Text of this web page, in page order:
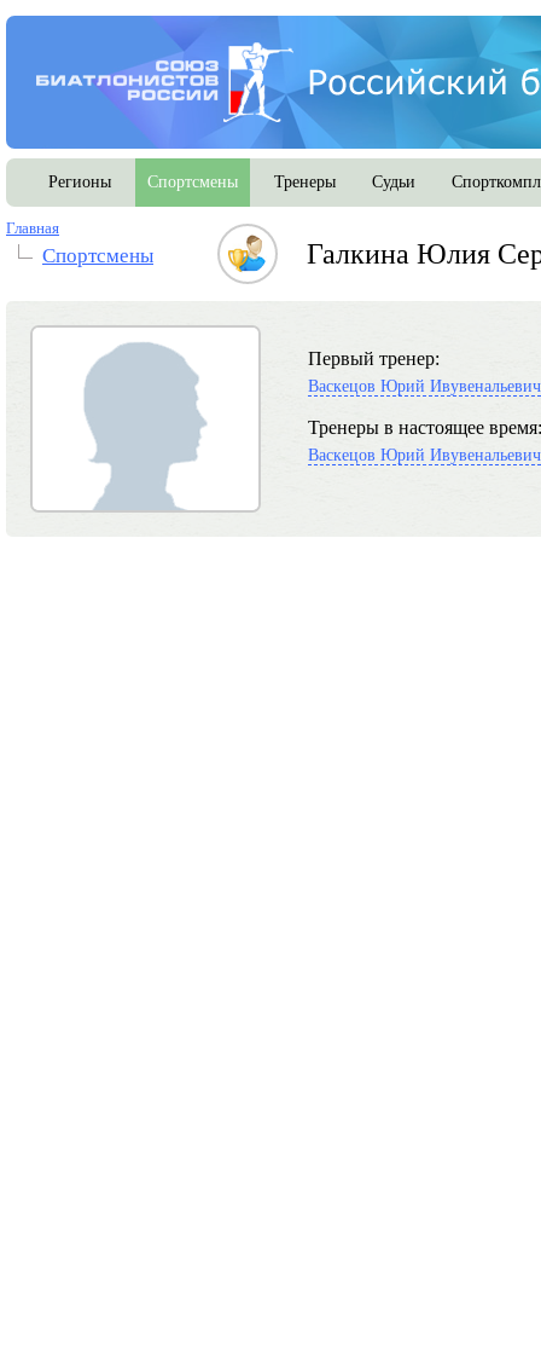
Регионы Спортсмены Тренеры Судьи
Главная
Спортсмены Галкина Юлия
Первый тренер:
Васкецов Юрий Ивувенальевич
Тренеры в настоящее время:
Васкецов Юрий Ивувенальевич